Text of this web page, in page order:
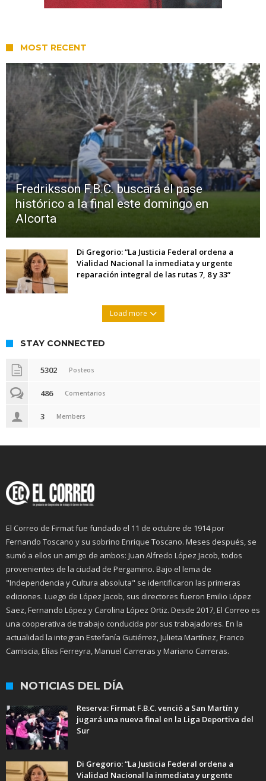
MOST RECENT
Fredriksson F.B.C. buscará el pase
histórico a la final este domingo en
Alcorta
Di Gregorio: “La Justicia Federal ordena a
Vialidad Nacional la inmediata y urgente
reparación integral de las rutas 7, 8 y 33”
Load more
STAY CONNECTED
5302 Posteos
486 Comentarios
3 Members
El Correo de Firmat fue fundado el 11 de octubre de 1914 por
Fernando Toscano y su sobrino Enrique Toscano. Meses después, se
sumó a ellos un amigo de ambos: Juan Alfredo López Jacob, todos
provenientes de la ciudad de Pergamino. Bajo el lema de
"Independencia y Cultura absoluta" se identificaron las primeras
ediciones. Luego de López Jacob, sus directores fueron Emilio López
Saez, Fernando López y Carolina López Ortiz. Desde 2017, El Correo es
una cooperativa de trabajo conducida por sus trabajadores. En la
actualidad la integran Estefanía Gutiérrez, Julieta Martínez, Franco
Camiscia, Elías Ferreyra, Manuel Carreras y Mariano Carreras.
NOTICIAS DEL DÍA
Reserva: Firmat F.B.C. venció a San Martín y
jugará una nueva final en la Liga Deportiva del
Sur
Di Gregorio: “La Justicia Federal ordena a
Vialidad Nacional la inmediata y urgente